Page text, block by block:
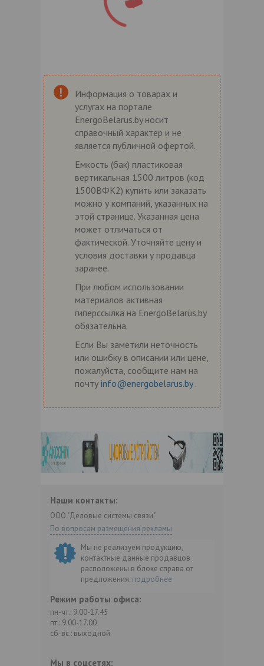
Информация о товарах и
услугах на портале
EnergoBelarus.by носит
справочный характер и не
является публичной офертой.
Емкость (бак) пластиковая
вертикальная 1500 литров (код
1500ВФК2) купить или заказать
можно у компаний, указанных на
этой странице. Указанная цена
может отличаться от
фактической. Уточняйте цену и
условия доставки у продавца
заранее.
При любом использовании
материалов активная
гиперссылка на EnergoBelarus.by
обязательна.
Если Вы заметили неточность
или ошибку в описании или цене,
пожалуйста, сообщите нам на
почту info@energobelarus.by .
Наши контакты:
ООО "Деловые системы связи"
По вопросам размещения рекламы
Мы не реализуем продукцию,
контактные данные продавцов
расположены в блоке справа от
предложения. подробнее
Режим работы офиса:
пн-чт.: 9.00-17.45
пт.: 9.00-17.00
сб-вс.: выходной
Мы в соцсетях: